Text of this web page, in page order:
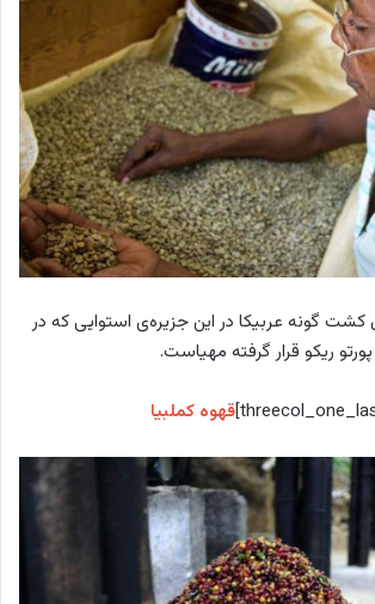
گونه عربیکا در این جزیره‌ی استوایی که در
ریکو قرار گرفته مهیاست.
قهوه کملبیا